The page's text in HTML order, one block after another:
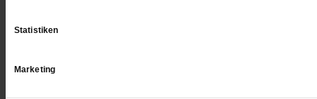
Statistiken
Marketing